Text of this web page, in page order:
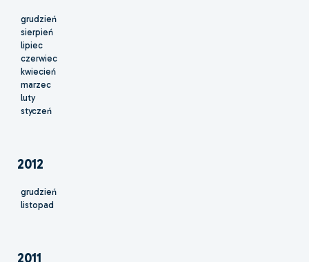
grudzień
sierpień
lipiec
czerwiec
kwiecień
marzec
luty
styczeń
2012
grudzień
listopad
2011